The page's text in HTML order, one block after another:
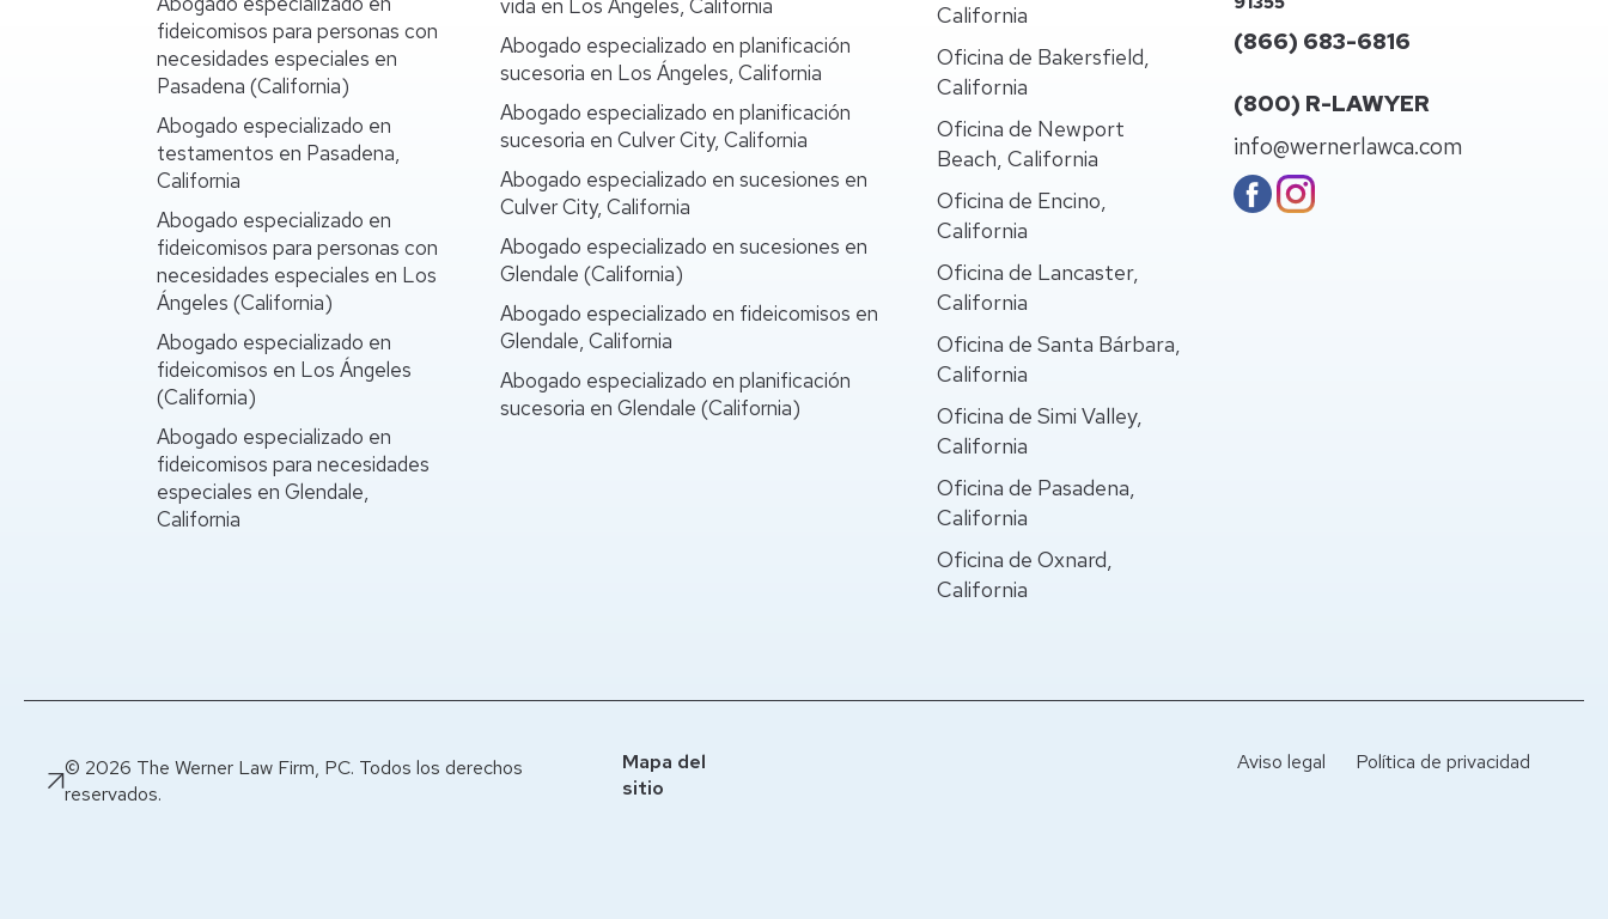
fideicomisos para personas con
necesidades especiales en
Pasadena (California)
Abogado especializado en
testamentos en Pasadena,
California
Abogado especializado en
fideicomisos para personas con
necesidades especiales en Los
Ángeles (California)
Abogado especializado en
fideicomisos en Los Ángeles
(California)
Abogado especializado en
fideicomisos para necesidades
especiales en Glendale,
California
vida en Los Ángeles, California
Abogado especializado en planificación
sucesoria en Los Ángeles, California
Abogado especializado en planificación
sucesoria en Culver City, California
Abogado especializado en sucesiones en
Culver City, California
Abogado especializado en sucesiones en
Glendale (California)
Abogado especializado en fideicomisos en
Glendale, California
Abogado especializado en planificación
sucesoria en Glendale (California)
California
Oficina de Bakersfield,
California
Oficina de Newport
Beach, California
Oficina de Encino,
California
Oficina de Lancaster,
California
Oficina de Santa Bárbara,
California
Oficina de Simi Valley,
California
Oficina de Pasadena,
California
Oficina de Oxnard,
California
(866) 683-6816
(800) R-LAWYER
info@wernerlawca.com
© 2026 The Werner Law Firm, PC. Todos los derechos
reservados.
Mapa del
sitio
Aviso legal Política de privacidad